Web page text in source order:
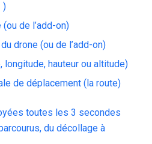
)
de l’add-on)
drone (ou de l’add-on)
longitude, hauteur ou altitude)
de déplacement (la route)
toutes les 3 secondes
du décollage à